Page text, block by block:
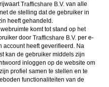
van alle
de stelling dat de gebruiker in
heeft gehandeld.
komt tot stand op het
door
per e-
account heeft geverifieerd. Na
kan de gebruiker middels zijn
inloggen op de website om
profiel samen te stellen en te
functionaliteiten van de